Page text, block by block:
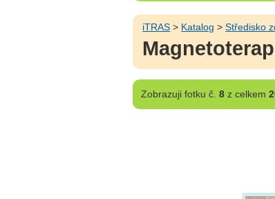
iTRAS > Katalog >Středisko
Zobrazujifotku č. 8z celkem